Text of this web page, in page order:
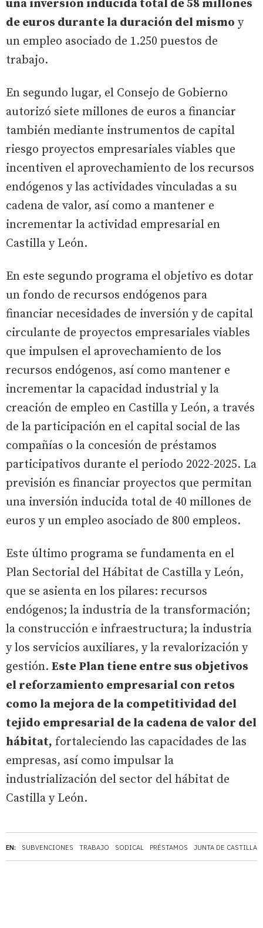
EN: SUBVENCIONES TRABAJO SODICAL PRÉSTAMOS JUNTA DE CASTILLA
una inversión inducida total de 58 millones
de euros durante la duración del mismo y
un empleo asociado de 1.250 puestos de
trabajo.
En segundo lugar, el Consejo de Gobierno
autorizó siete millones de euros a financiar
también mediante instrumentos de capital
riesgo proyectos empresariales viables que
incentiven el aprovechamiento de los recursos
endógenos y las actividades vinculadas a su
cadena de valor, así como a mantener e
incrementar la actividad empresarial en
Castilla y León.
En este segundo programa el objetivo es dotar
un fondo de recursos endógenos para
financiar necesidades de inversión y de capital
circulante de proyectos empresariales viables
que impulsen el aprovechamiento de los
recursos endógenos, así como mantener e
incrementar la capacidad industrial y la
creación de empleo en Castilla y León, a través
de la participación en el capital social de las
compañías o la concesión de préstamos
participativos durante el periodo 2022-2025. La
previsión es financiar proyectos que permitan
una inversión inducida total de 40 millones de
euros y un empleo asociado de 800 empleos.
Este último programa se fundamenta en el
Plan Sectorial del Hábitat de Castilla y León,
que se asienta en los pilares: recursos
endógenos; la industria de la transformación;
la construcción e infraestructura; la industria
y los servicios auxiliares, y la revalorización y
gestión. Este Plan tiene entre sus objetivos
el reforzamiento empresarial con retos
como la mejora de la competitividad del
tejido empresarial de la cadena de valor del
hábitat, fortaleciendo las capacidades de las
empresas, así como impulsar la
industrialización del sector del hábitat de
Castilla y León.